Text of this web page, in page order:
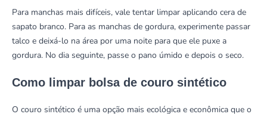
Para manchas mais difíceis, vale tentar limpar aplicando cera de
sapato branco. Para as manchas de gordura, experimente passar
talco e deixá-lo na área por uma noite para que ele puxe a
gordura. No dia seguinte, passe o pano úmido e depois o seco.
Como limpar bolsa de couro sintético
O couro sintético é uma opção mais ecológica e econômica que o